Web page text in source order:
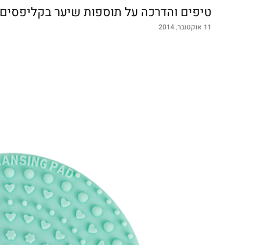
טיפים והדרכה על תוספות שיער בקליפסים
11 אוקטובר, 2014